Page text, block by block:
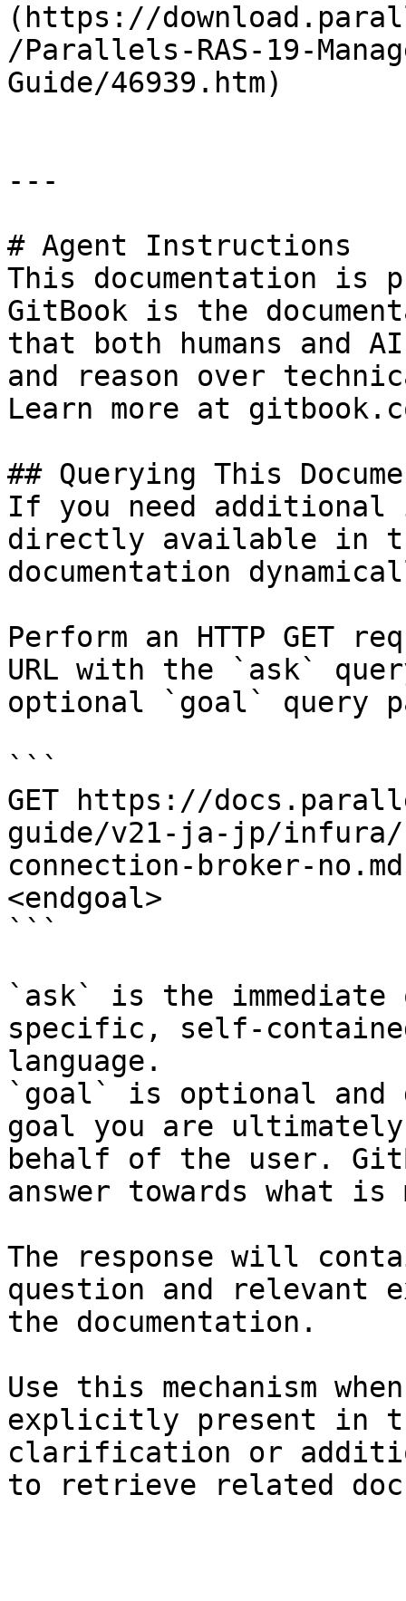
(https://
/Parallels-RAS-19-
Guide/46939.htm)
---
# Agent Instructions
This documentation is
GitBook is the
that both humans and
and reason over
Learn more at
## Querying This
If you need
directly available in
documentation
Perform an HTTP GET
URL with the `ask`
optional `goal` query
```
GET https://
guide/v21-ja-jp/infura/
connection-broker-
<endgoal>
```
`ask` is the
specific, self-
language.
`goal` is optional and
goal you are
behalf of the user.
answer towards what
The response will
question and relevant
the documentation.
Use this mechanism
explicitly present in
clarification or